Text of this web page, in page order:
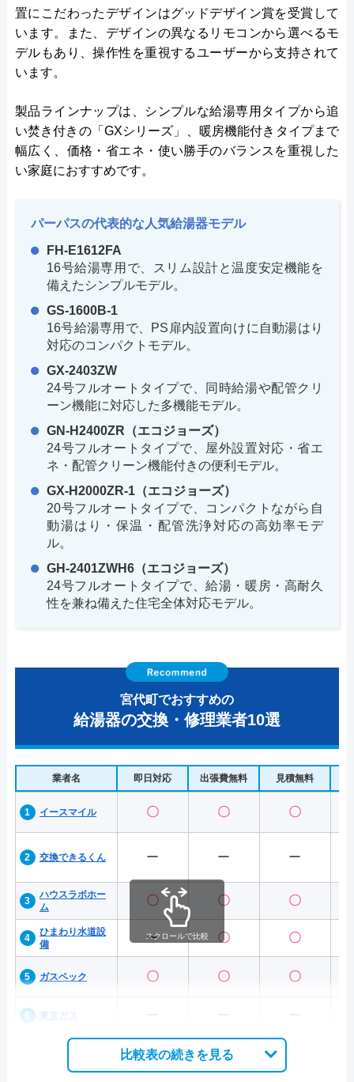
置にこだわったデザインはグッドデザイン賞を受賞して
います。また、デザインの異なるリモコンから選べるモ
デルもあり、操作性を重視するユーザーから支持されて
います。
製品ラインナップは、シンプルな給湯専用タイプから追
い焚き付きの「GXシリーズ」、暖房機能付きタイプまで
幅広く、価格・省エネ・使い勝手のバランスを重視した
い家庭におすすめです。
パーパスの代表的な人気給湯器モデル
FH-E1612FA
16号給湯専用で、スリム設計と温度安定機能を
備えたシンプルモデル。
GS-1600B-1
16号給湯専用で、PS扉内設置向けに自動湯はり
対応のコンパクトモデル。
GX-2403ZW
24号フルオートタイプで、同時給湯や配管クリ
ーン機能に対応した多機能モデル。
GN-H2400ZR（エコジョーズ）
24号フルオートタイプで、屋外設置対応・省エ
ネ・配管クリーン機能付きの便利モデル。
GX-H2000ZR-1（エコジョーズ）
20号フルオートタイプで、コンパクトながら自
動湯はり・保温・配管洗浄対応の高効率モデ
ル。
GH-2401ZWH6（エコジョーズ）
24号フルオートタイプで、給湯・暖房・高耐久
性を兼ね備えた住宅全体対応モデル。
宮代町でおすすめの
給湯器の交換・修理業者10選
業者名 即日対応 出張費無料 見積無料
イースマイル 〇 〇 〇
交換できるくん ー ー ー
ハウスラボホー
ム
〇 〇 〇
ひまわり水道設
備
ー 〇 〇
ガスペック 〇 〇 〇
東京ガス
スクロールで比較
比較表の続きを見る